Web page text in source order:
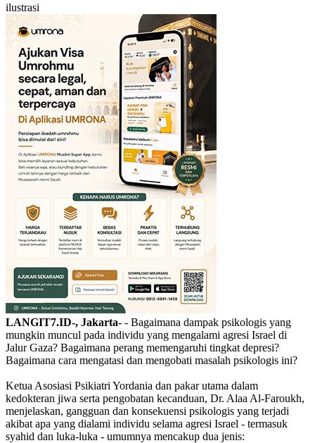
ilustrasi
LANGIT7.ID-, Jakarta- - Bagaimana dampak psikologis yang
mungkin muncul pada individu yang mengalami agresi Israel di
Jalur Gaza? Bagaimana perang memengaruhi tingkat depresi?
Bagaimana cara mengatasi dan mengobati masalah psikologis ini?
Ketua Asosiasi Psikiatri Yordania dan pakar utama dalam
kedokteran jiwa serta pengobatan kecanduan, Dr. Alaa Al-Faroukh,
menjelaskan, gangguan dan konsekuensi psikologis yang terjadi
akibat apa yang dialami individu selama agresi Israel - termasuk
syahid dan luka-luka - umumnya mencakup dua jenis: